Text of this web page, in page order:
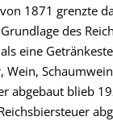
1871 grenzte
des
eine
Wein,
abgebaut blieb